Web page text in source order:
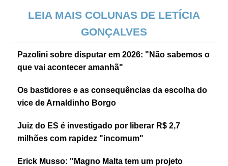
LEIA MAIS COLUNAS DE LETÍCIA
GONÇALVES
Pazolini sobre disputar em 2026: "Não sabemos o
que vai acontecer amanhã"
Os bastidores e as consequências da escolha do
vice de Arnaldinho Borgo
Juiz do ES é investigado por liberar R$ 2,7
milhões com rapidez "incomum"
Erick Musso: "Magno Malta tem um projeto